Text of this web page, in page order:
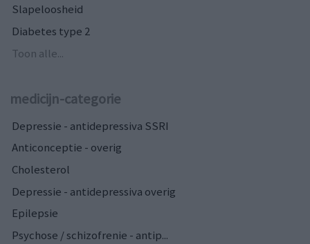
Slapeloosheid
Diabetes type 2
Toon alle...
medicijn-categorie
Depressie - antidepressiva SSRI
Anticonceptie - overig
Cholesterol
Depressie - antidepressiva overig
Epilepsie
Psychose / schizofrenie - antip...